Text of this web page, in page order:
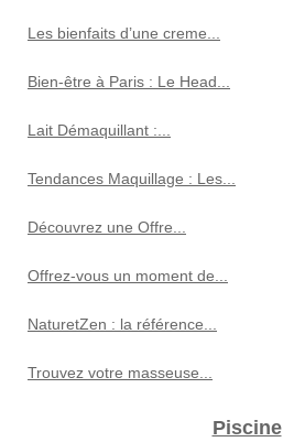
Les bienfaits d’une creme...
Bien-être à Paris : Le Head...
Lait Démaquillant :...
Tendances Maquillage : Les...
Découvrez une Offre...
Offrez-vous un moment de...
NaturetZen : la référence...
Trouvez votre masseuse...
Piscine